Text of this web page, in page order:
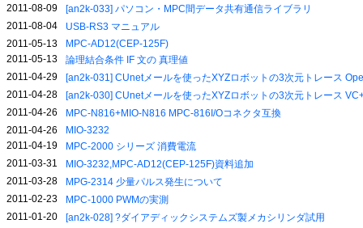
2011-08-09
[an2k-033] パソコン・MPC間データ共有通信ライブラリ
2011-08-04
USB-RS3 マニュアル
2011-05-13
MPC-AD12(CEP-125F)
2011-05-13
論理結合条件 IF 文の 真理値
2011-04-29
[an2k-031] CUnetメールを使ったXYZロボットの3次元トレース
2011-04-28
[an2k-030] CUnetメールを使ったXYZロボットの3次元トレース
2011-04-26
MPC-N816+MIO-N816 MPC-816I/Oコネクタ互換
2011-04-26
MIO-3232
2011-04-19
MPC-2000 シリーズ 消費電流
2011-03-31
MIO-3232,MPC-AD12(CEP-125F)資料追加
2011-03-28
MPG-2314 少量パルス発生について
2011-02-23
MPC-1000 PWMの実測
2011-01-20
[an2k-028] ?ダイアディックシステムズ製メカシリンダ試用